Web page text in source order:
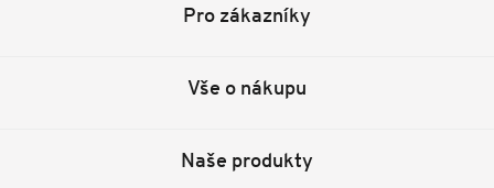
Pro zákazníky
Vše o nákupu
Naše produkty